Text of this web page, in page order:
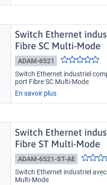
Switch Ethernet
Fibre SC Multi-Mode
ADAM-6521
Switch Ethernet industriel
port Fibre SC Multi-Mode
En savoir plus
Switch Ethernet
Fibre ST Multi-Mode
ADAM-6521-ST-AE
Switch Ethernet industriel
Multi-Mode